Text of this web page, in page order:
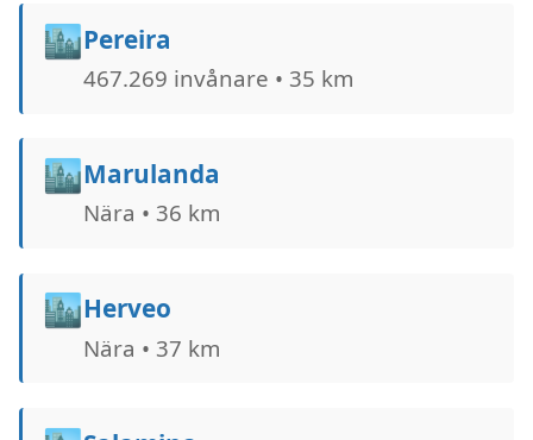
🏙️Pereira
467.269 invånare • 35 km
🏙️Marulanda
Nära • 36 km
🏙️Herveo
Nära • 37 km